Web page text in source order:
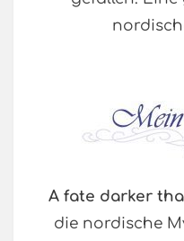
A fate darker
die nordische